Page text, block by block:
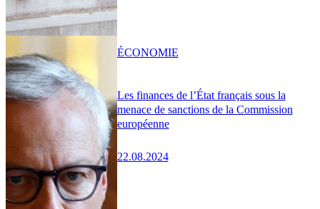
Les finances de l’État français sous la
menace de sanctions de la Commission
européenne
22.08.2024
ÉCONOMIE